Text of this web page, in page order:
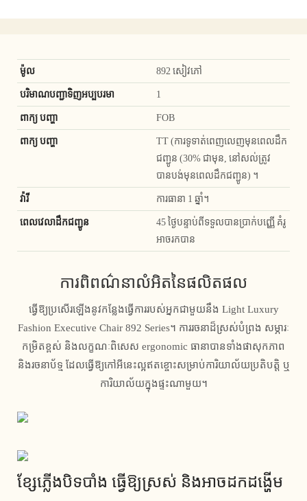
ម៉ូល 892 សៀវភៅ
បរិមាណបញ្ជាទិញអប្បបរមា 1
ពាក្យ បញ្ហា FOB
ពាក្យ បញ្ហា
TT (ការទូទាត់ពេញលេញមុនពេលដឹក
ជញ្ជូន (30% ជាមុន, នៅសល់ត្រូវ
បានបង់មុនពេលដឹកជញ្ជូន) ។
វ៉ារី ការធានា 1 ឆ្នាំ។
ពេលវេលាដឹកជញ្ជូន
45 ថ្ងៃបន្ទាប់ពីទទួលបានប្រាក់បញ្ញើ គំរូ
អាចរកបាន
ការពិពណ៌នាលំអិតនៃផលិតផល
ធ្វើឱ្យប្រសើរឡើងនូវកន្លែងធ្វើការរបស់អ្នកជាមួយនឹង Light Luxury
Fashion Executive Chair 892 Series។ ការរចនាដ៏ស្រស់បំព្រង សម្ភារៈ
កម្រិតខ្ពស់ និងលក្ខណៈពិសេស ergonomic ធានាបានទាំងផាសុកភាព
និងរចនាប័ទ្ម ដែលធ្វើឱ្យកៅអីនេះល្អឥតខ្ចោះសម្រាប់ការិយាល័យប្រតិបត្តិ ឬ
ការិយាល័យក្នុងផ្ទះណាមួយ។
ខ្សែភ្លើងបិទបាំង ធ្វើឱ្យស្រស់ និងអាចដកដង្ហើម